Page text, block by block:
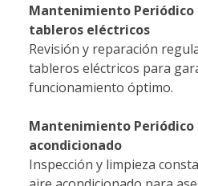
Mantenimiento Periódico
tableros eléctricos
Revisión y reparación
tableros eléctricos para
funcionamiento óptimo.
Mantenimiento Periódico
acondicionado
Inspección y limpieza